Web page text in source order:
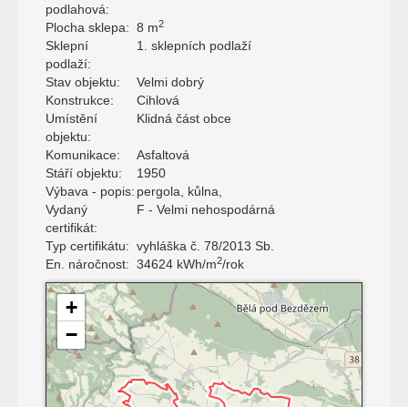
podlahová:
Plocha sklepa: 8 m2
Sklepní
podlaží:
1. sklepních podlaží
Stav objektu:
Velmi dobrý
Konstrukce:
Cihlová
Umístění
objektu:
Klidná část obce
Komunikace:
Asfaltová
Stáří objektu:
1950
Výbava - popis: pergola, kůlna,
Vydaný
certifikát:
F - Velmi nehospodárná
Typ certifikátu: vyhláška č. 78/2013 Sb.
En. náročnost: 34624 kWh/m2/rok
+
−